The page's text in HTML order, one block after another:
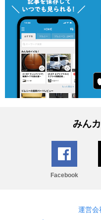
みん
Facebook
運営会